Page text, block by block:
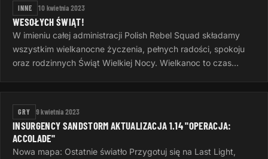
INNE 10 kwietnia 2023
WESOŁYCH ŚWIĄT!
W imieniu całej administracji Polish Rebel Squad składamy
wszystkim wielkanocne życzenia, pełnych radości, spokoju
oraz rodzinnych Świąt Wielkiej Nocy. Wielkanoc to czas
GRY 9 kwietnia 2023
INSURGENCY SANDSTORM AKTUALIZACJA 1.14 "OPERACJA:
ACCOLADE"
Nowa mapa: Ostatnie światło Przygotuj się na Last Light,